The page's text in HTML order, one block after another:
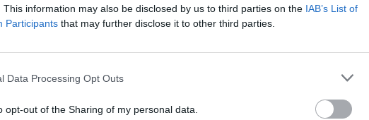
This information may also be disclosed by us to third parties on the IAB’s List of
Participants that may further disclose it to other third parties.
Data Processing Opt Outs
opt-out of the Sharing of my personal data.